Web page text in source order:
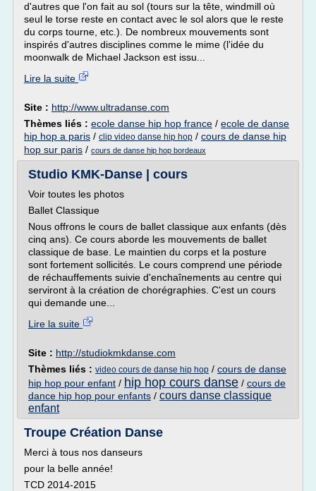
d'autres que l'on fait au sol (tours sur la tête, windmill où
seul le torse reste en contact avec le sol alors que le reste
du corps tourne, etc.). De nombreux mouvements sont
inspirés d'autres disciplines comme le mime (l'idée du
moonwalk de Michael Jackson est issu...
Lire la suite
Site : http://www.ultradanse.com
Thèmes liés : ecole danse hip hop france / ecole de danse
hip hop a paris / clip video danse hip hop / cours de danse hip
hop sur paris / cours de danse hip hop bordeaux
Studio KMK-Danse | cours
Voir toutes les photos
Ballet Classique
Nous offrons le cours de ballet classique aux enfants (dès
cinq ans). Ce cours aborde les mouvements de ballet
classique de base. Le maintien du corps et la posture
sont fortement sollicités. Le cours comprend une période
de réchauffements suivie d'enchaînements au centre qui
serviront à la création de chorégraphies. C'est un cours
qui demande une...
Lire la suite
Site : http://studiokmkdanse.com
Thèmes liés : video cours de danse hip hop / cours de danse
hip hop pour enfant / hip hop cours danse / cours de
dance hip hop pour enfants / cours danse classique
enfant
Troupe Création Danse
Merci à tous nos danseurs
pour la belle année!
TCD 2014-2015